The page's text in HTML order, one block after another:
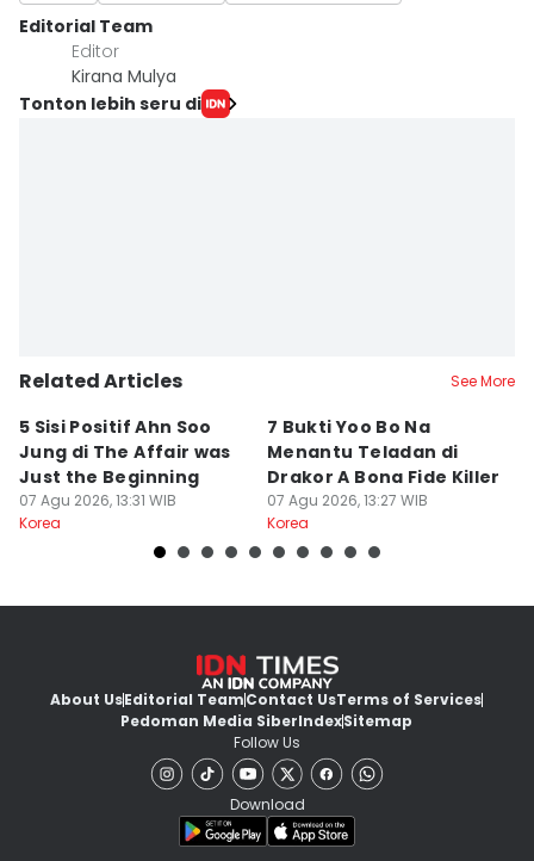
Editorial Team
Editor
Kirana Mulya
Tonton lebih seru di
Related Articles See More
5 Sisi Positif Ahn Soo
Jung di The Affair was
Just the Beginning
07 Agu 2026, 13:31 WIB
Korea
7 Bukti Yoo Bo Na
Menantu Teladan di
Drakor A Bona Fide Killer
07 Agu 2026, 13:27 WIB
Korea
About UsEditorial TeamContact UsTerms of Services
Pedoman Media SiberIndexSitemap
Follow Us
Download